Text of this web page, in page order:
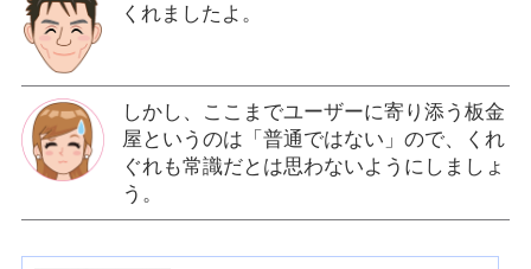
くれましたよ。
しかし、ここまでユーザーに寄り添う板金
屋というのは「普通ではない」ので、くれ
ぐれも常識だとは思わないようにしましょ
う。